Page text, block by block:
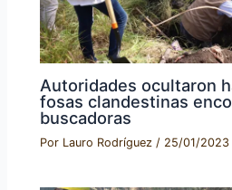
Autoridades ocultaron
fosas clandestinas
buscadoras
Por Lauro Rodríguez / 25/01/2023